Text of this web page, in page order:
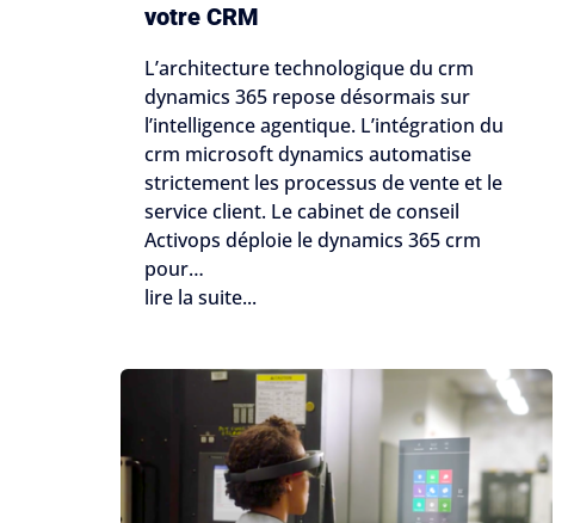
votre CRM
L’architecture technologique du crm
dynamics 365 repose désormais sur
l’intelligence agentique. L’intégration du
crm microsoft dynamics automatise
strictement les processus de vente et le
service client. Le cabinet de conseil
Activops déploie le dynamics 365 crm
pour…
lire la suite...